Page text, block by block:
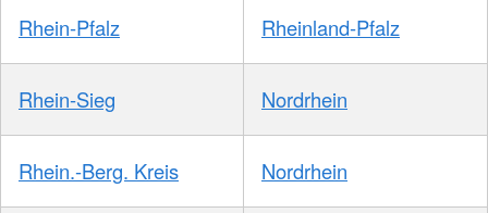
Rhein-Pfalz Rheinland-Pfalz
Rhein-Sieg Nordrhein
Rhein.-Berg. Kreis Nordrhein